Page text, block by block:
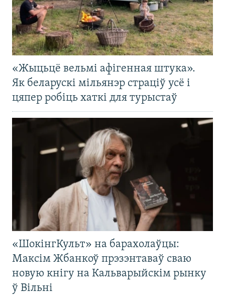
«Жыцьцё вельмі афігенная штука».
Як беларускі мільянэр страціў усё і
цяпер робіць хаткі для турыстаў
«ШокінгКульт» на барахолаўцы:
Максім Жбанкоў прэзэнтаваў сваю
новую кнігу на Кальварыйскім рынку
ў Вільні